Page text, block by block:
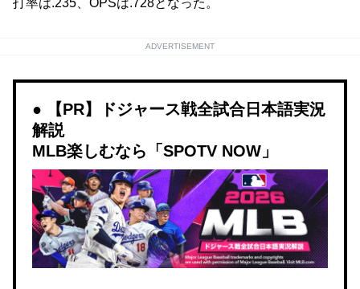
打率は.235、OPSは.728となった。
ADVERTISEMENT
【PR】ドジャース戦全試合日本語実況
解説
MLB楽しむなら「SPOTV NOW」